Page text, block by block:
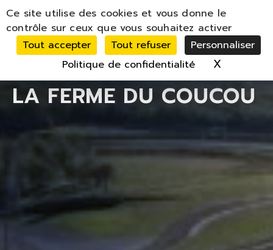
LA FERME DU COUCOU
Panneau de gestion des cookies
Ce site utilise des cookies et vous donne le
contrôle sur ceux que vous souhaitez activer
Tout accepter
Tout refuser
Personnaliser
Politique de confidentialité
X